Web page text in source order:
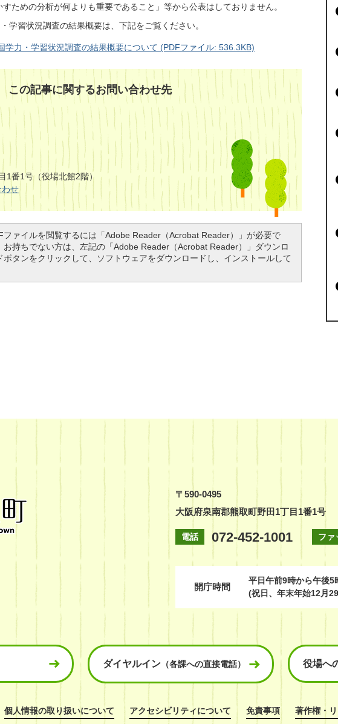
ための分析が何よりも重要であること」等から公表はしておりません。
学習状況調査の結果概要は、下記をご覧ください。
学力・学習状況調査の結果概要について (PDFファイル: 536.3KB)
この記事に関するお問い合わせ先
1番1号（役場北館2階）
わせ
ファイルを閲覧するには「Adobe Reader（Acrobat Reader）」が必要で
お持ちでない方は、左記の「Adobe Reader（Acrobat Reader）」ダウンロ
ボタンをクリックして、ソフトウェアをダウンロードし、インストールして
〒590-0495
大阪府泉南郡熊取町野田1丁目1番1号
電話 072-452-1001 ファ
開庁時間
平日午前9時から午後5
(祝日、年末年始12月
ダイヤルイン （各課への直接電話） 役場へ
個人情報の取り扱いについて アクセシビリティについて 免責事項 著作権・